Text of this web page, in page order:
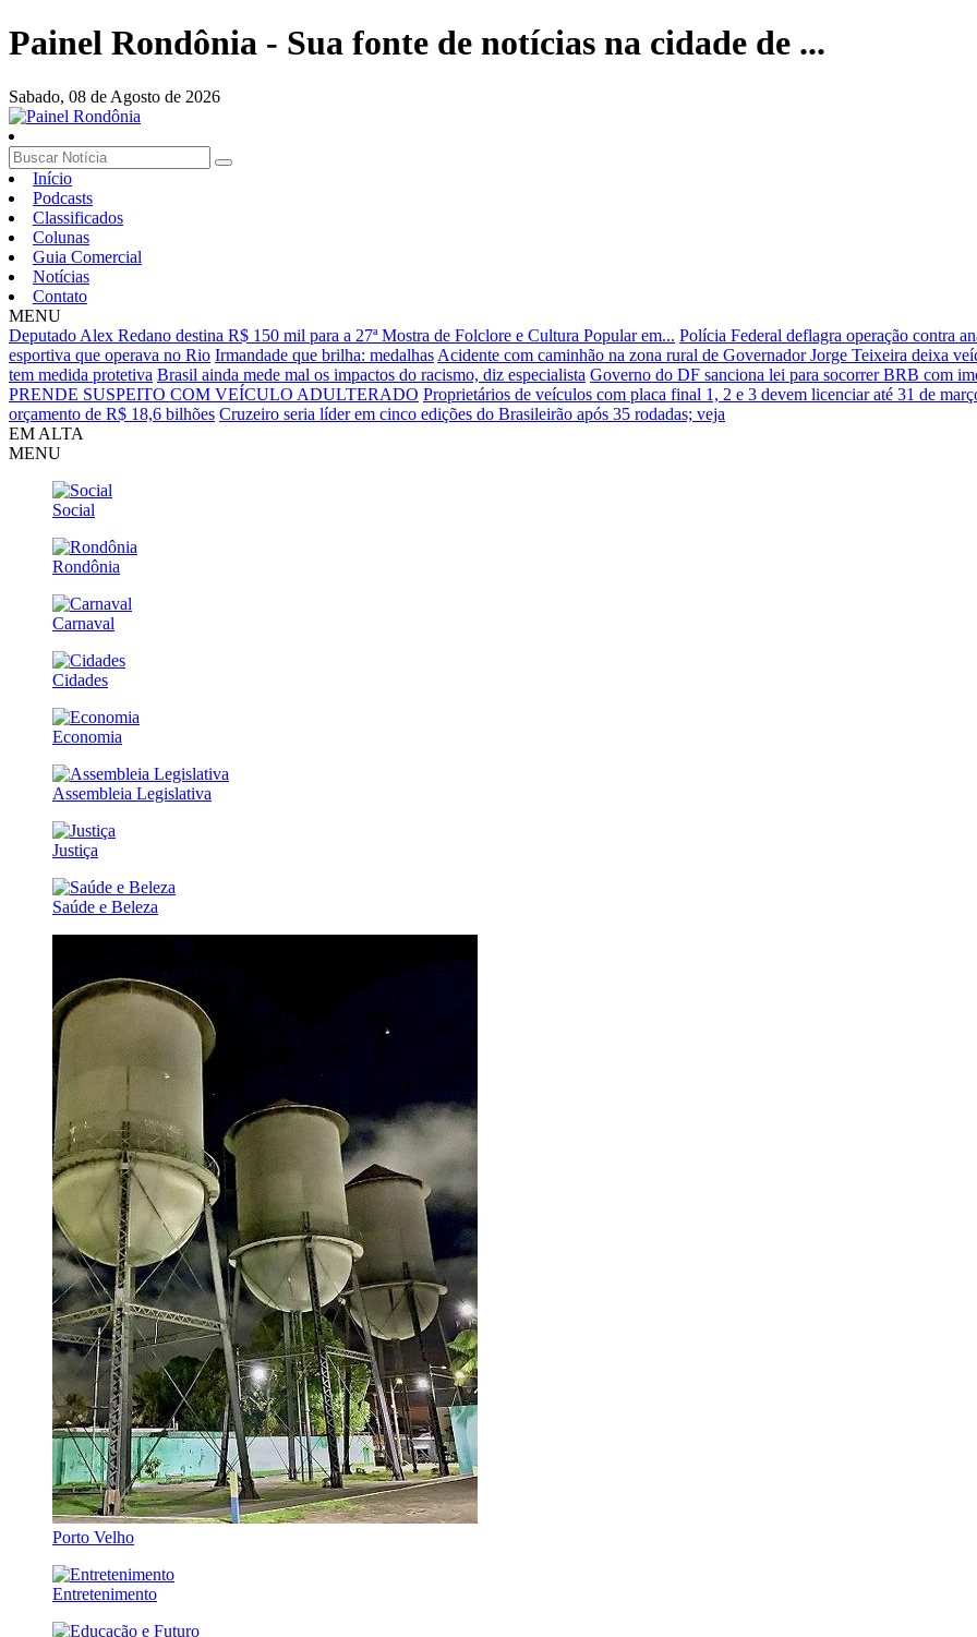
Painel Rondônia - Sua fonte de notícias na cidade de ...
Sabado, 08 de Agosto de 2026
Início
Podcasts
Classificados
Colunas
Guia Comercial
Notícias
Contato
MENU
Deputado Alex Redano destina R$ 150 mil para a 27ª Mostra de Folclore e Cultura Popular em... Polícia Federal deflagra operação contra
esportiva que operava no Rio Irmandade que brilha: medalhas Acidente com caminhão na zona rural de Governador Jorge Teixeira deixa
tem medida protetiva Brasil ainda mede mal os impactos do racismo, diz especialista Governo do DF sanciona lei para socorrer BRB com
PRENDE SUSPEITO COM VEÍCULO ADULTERADO Proprietários de veículos com placa final 1, 2 e 3 devem licenciar até 31 de
orçamento de R$ 18,6 bilhões Cruzeiro seria líder em cinco edições do Brasileirão após 35 rodadas; veja
EM ALTA
MENU
Social
Rondônia
Carnaval
Cidades
Economia
Assembleia Legislativa
Justiça
Saúde e Beleza
Porto Velho
Entretenimento